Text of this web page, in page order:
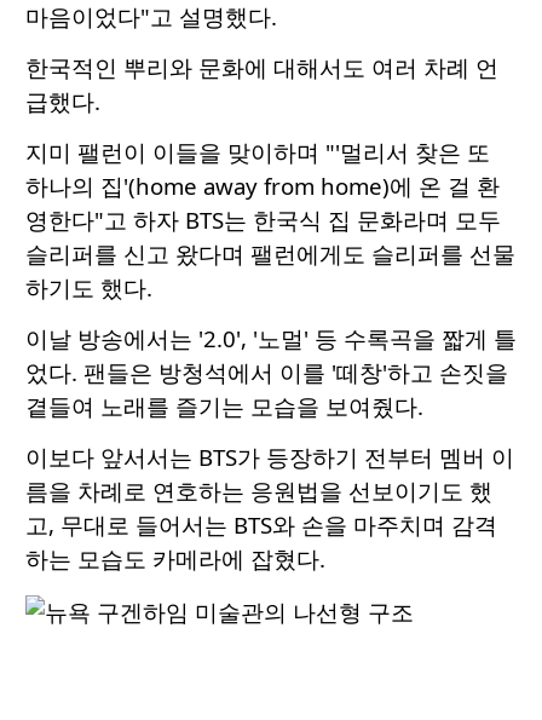
마음이었다"고 설명했다.
한국적인 뿌리와 문화에 대해서도 여러 차례 언
급했다.
지미 팰런이 이들을 맞이하며 "'멀리서 찾은 또
하나의 집'(home away from home)에 온 걸 환
영한다"고 하자 BTS는 한국식 집 문화라며 모두
슬리퍼를 신고 왔다며 팰런에게도 슬리퍼를 선물
하기도 했다.
이날 방송에서는 '2.0', '노멀' 등 수록곡을 짧게 틀
었다. 팬들은 방청석에서 이를 '떼창'하고 손짓을
곁들여 노래를 즐기는 모습을 보여줬다.
이보다 앞서서는 BTS가 등장하기 전부터 멤버 이
름을 차례로 연호하는 응원법을 선보이기도 했
고, 무대로 들어서는 BTS와 손을 마주치며 감격
하는 모습도 카메라에 잡혔다.